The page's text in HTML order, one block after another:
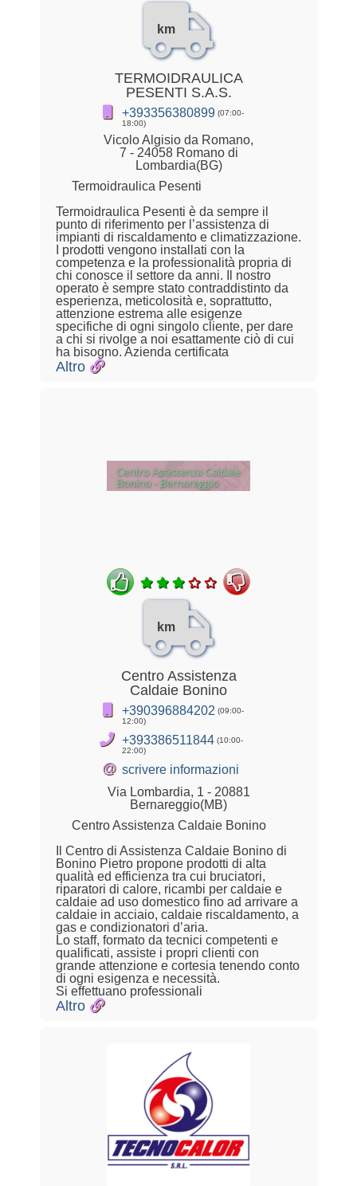
km
TERMOIDRAULICA
PESENTI S.A.S.
+393356380899 (07:00-
18:00)
Vicolo Algisio da Romano,
7 - 24058 Romano di
Lombardia(BG)
Termoidraulica Pesenti
Termoidraulica Pesenti è da sempre il
punto di riferimento per l’assistenza di
impianti di riscaldamento e climatizzazione.
I prodotti vengono installati con la
competenza e la professionalità propria di
chi conosce il settore da anni. Il nostro
operato è sempre stato contraddistinto da
esperienza, meticolosità e, soprattutto,
attenzione estrema alle esigenze
specifiche di ogni singolo cliente, per dare
a chi si rivolge a noi esattamente ciò di cui
ha bisogno. Azienda certificata
Altro
km
Centro Assistenza
Caldaie Bonino
+390396884202 (09:00-
12:00)
+393386511844 (10:00-
22:00)
@ scrivere informazioni
Via Lombardia, 1 - 20881
Bernareggio(MB)
Centro Assistenza Caldaie Bonino
Il Centro di Assistenza Caldaie Bonino di
Bonino Pietro propone prodotti di alta
qualità ed efficienza tra cui bruciatori,
riparatori di calore, ricambi per caldaie e
caldaie ad uso domestico fino ad arrivare a
caldaie in acciaio, caldaie riscaldamento, a
gas e condizionatori d’aria.
Lo staff, formato da tecnici competenti e
qualificati, assiste i propri clienti con
grande attenzione e cortesia tenendo conto
di ogni esigenza e necessità.
Si effettuano professionali
Altro